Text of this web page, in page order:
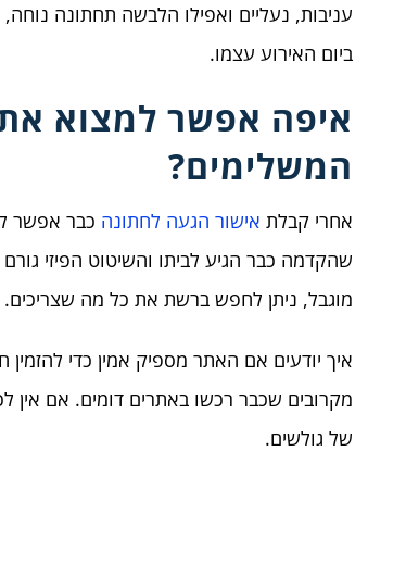
עניבות, נעליים ואפילו הלבשה תחתונה
ביום האירוע עצמו.
איפה אפשר למצוא
המשלימים?
אחרי קבלת אישור הגעה לחתונה כבר אפשר
שהקדמה כבר הגיע לביתו והשיטוט הפיזי
מוגבל, ניתן לחפש ברשת את כל מה שצריכים.
איך יודעים אם האתר מספיק אמין כדי
מקרובים שכבר רכשו באתרים דומים. אם אין
של גולשים.